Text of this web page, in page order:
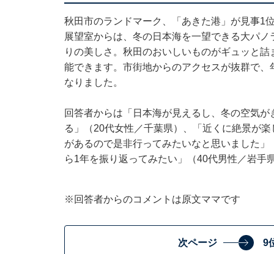
秋田市のランドマーク、「あきた港」が見事1
展望室からは、冬の日本海を一望できる大パ
りの美しさ。秋田のおいしいものがギュッと
能できます。市街地からのアクセスが抜群で
なりました。
回答者からは「日本海が見えるし、冬の空気
る」（20代女性／千葉県）、「近くに絶景が
があるので是非行ってみたいなと思いました
ら1年を振り返ってみたい」（40代男性／岩手
※回答者からのコメントは原文ママです
次ページ 9